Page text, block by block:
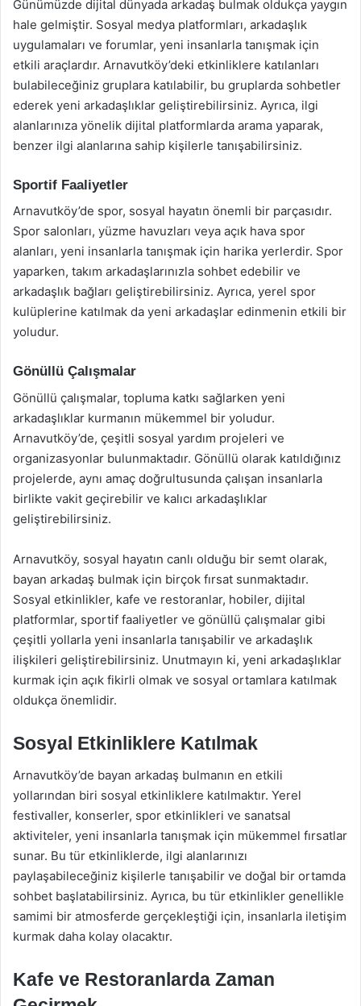
Günümüzde dijital dünyada arkadaş bulmak oldukça yaygın
hale gelmiştir. Sosyal medya platformları, arkadaşlık
uygulamaları ve forumlar, yeni insanlarla tanışmak için
etkili araçlardır. Arnavutköy’deki etkinliklere katılanları
bulabileceğiniz gruplara katılabilir, bu gruplarda sohbetler
ederek yeni arkadaşlıklar geliştirebilirsiniz. Ayrıca, ilgi
alanlarınıza yönelik dijital platformlarda arama yaparak,
benzer ilgi alanlarına sahip kişilerle tanışabilirsiniz.
Sportif Faaliyetler
Arnavutköy’de spor, sosyal hayatın önemli bir parçasıdır.
Spor salonları, yüzme havuzları veya açık hava spor
alanları, yeni insanlarla tanışmak için harika yerlerdir. Spor
yaparken, takım arkadaşlarınızla sohbet edebilir ve
arkadaşlık bağları geliştirebilirsiniz. Ayrıca, yerel spor
kulüplerine katılmak da yeni arkadaşlar edinmenin etkili bir
yoludur.
Gönüllü Çalışmalar
Gönüllü çalışmalar, topluma katkı sağlarken yeni
arkadaşlıklar kurmanın mükemmel bir yoludur.
Arnavutköy’de, çeşitli sosyal yardım projeleri ve
organizasyonlar bulunmaktadır. Gönüllü olarak katıldığınız
projelerde, aynı amaç doğrultusunda çalışan insanlarla
birlikte vakit geçirebilir ve kalıcı arkadaşlıklar
geliştirebilirsiniz.
Arnavutköy, sosyal hayatın canlı olduğu bir semt olarak,
bayan arkadaş bulmak için birçok fırsat sunmaktadır.
Sosyal etkinlikler, kafe ve restoranlar, hobiler, dijital
platformlar, sportif faaliyetler ve gönüllü çalışmalar gibi
çeşitli yollarla yeni insanlarla tanışabilir ve arkadaşlık
ilişkileri geliştirebilirsiniz. Unutmayın ki, yeni arkadaşlıklar
kurmak için açık fikirli olmak ve sosyal ortamlara katılmak
oldukça önemlidir.
Sosyal Etkinliklere Katılmak
Arnavutköy’de bayan arkadaş bulmanın en etkili
yollarından biri sosyal etkinliklere katılmaktır. Yerel
festivaller, konserler, spor etkinlikleri ve sanatsal
aktiviteler, yeni insanlarla tanışmak için mükemmel fırsatlar
sunar. Bu tür etkinliklerde, ilgi alanlarınızı
paylaşabileceğiniz kişilerle tanışabilir ve doğal bir ortamda
sohbet başlatabilirsiniz. Ayrıca, bu tür etkinlikler genellikle
samimi bir atmosferde gerçekleştiği için, insanlarla iletişim
kurmak daha kolay olacaktır.
Kafe ve Restoranlarda Zaman